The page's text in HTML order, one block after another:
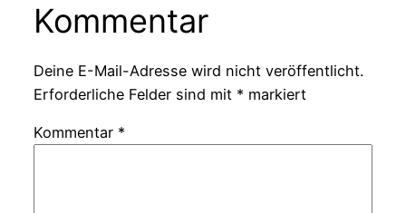
Kommentar
Deine E-Mail-Adresse wird nicht veröffentlicht.
Erforderliche Felder sind mit * markiert
Kommentar *